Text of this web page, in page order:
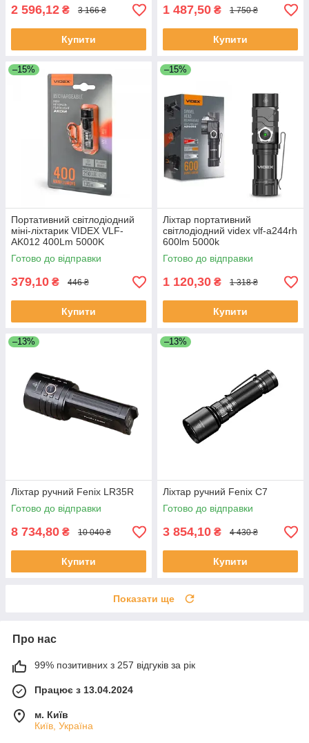
2 596,12 ₴ 3 166 ₴
Купити
1 487,50 ₴ 1 750 ₴
Купити
–15%
Портативний світлодіодний
міні-ліхтарик VIDEX VLF-
AK012 400Lm 5000K
Готово до відправки
379,10 ₴ 446 ₴
Купити
–15%
Ліхтар портативний
світлодіодний videx vlf-a244rh
600lm 5000k
Готово до відправки
1 120,30 ₴ 1 318 ₴
Купити
–13%
Ліхтар ручний Fenix LR35R
Готово до відправки
8 734,80 ₴ 10 040 ₴
Купити
–13%
Ліхтар ручний Fenix C7
Готово до відправки
3 854,10 ₴ 4 430 ₴
Купити
Показати ще
Про нас
99% позитивних з 257 відгуків за рік
Працює з 13.04.2024
м. Київ
Київ, Україна